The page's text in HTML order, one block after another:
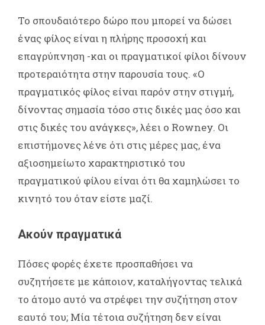
Το σπουδαιότερο δώρο που μπορεί να δώσει
ένας φίλος είναι η πλήρης προσοχή και
επαγρύπνηση -και οι πραγματικοί φίλοι δίνουν
προτεραιότητα στην παρουσία τους. «Ο
πραγματικός φίλος είναι παρόν στην στιγμή,
δίνοντας σημασία τόσο στις δικές μας όσο και
στις δικές του ανάγκες», λέει ο Rowney. Οι
επιστήμονες λένε ότι στις μέρες μας, ένα
αξιοσημείωτο χαρακτηριστικό του
πραγματικού φίλου είναι ότι θα χαμηλώσει το
κινητό του όταν είστε μαζί.
Ακούν πραγματικά
Πόσες φορές έχετε προσπαθήσει να
συζητήσετε με κάποιον, καταλήγοντας τελικά
το άτομο αυτό να στρέφει την συζήτηση στον
εαυτό του; Μία τέτοια συζήτηση δεν είναι